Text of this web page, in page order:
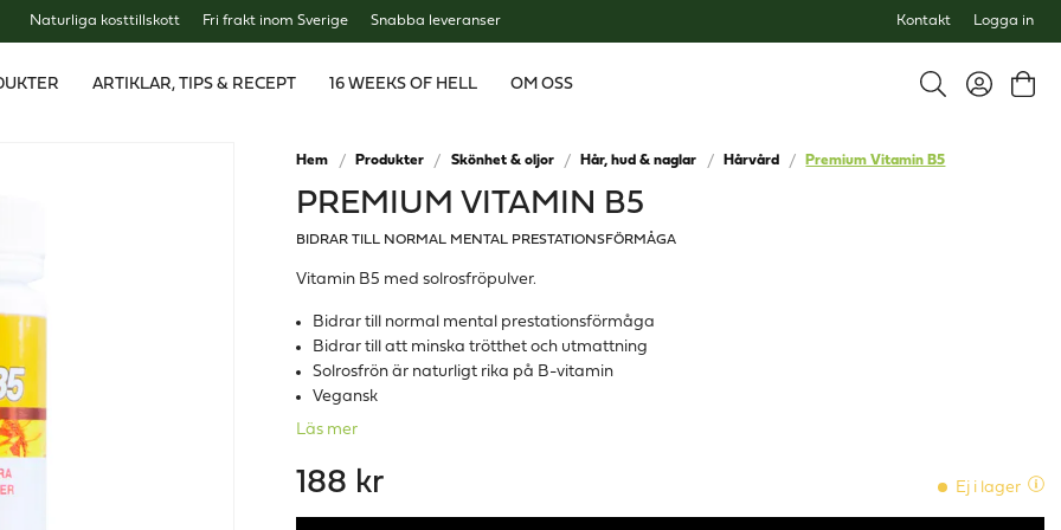
Naturliga kosttillskott Fri frakt inom Sverige Snabba leveranser Kontakt Logga in
ARTIKLAR, TIPS & RECEPT 16 WEEKS OF HELL OM OSS
Hem Produkter Skönhet & oljor Hår, hud & naglar Hårvård Premium Vitamin B5
PREMIUM VITAMIN B5
BIDRAR TILL NORMAL MENTAL PRESTATIONSFÖRMÅGA
Vitamin B5 med solrosfröpulver.
Bidrar till normal mental prestationsförmåga
Bidrar till att minska trötthet och utmattning
Solrosfrön är naturligt rika på B-vitamin
Vegansk
Läs mer
188 kr Ej i lager